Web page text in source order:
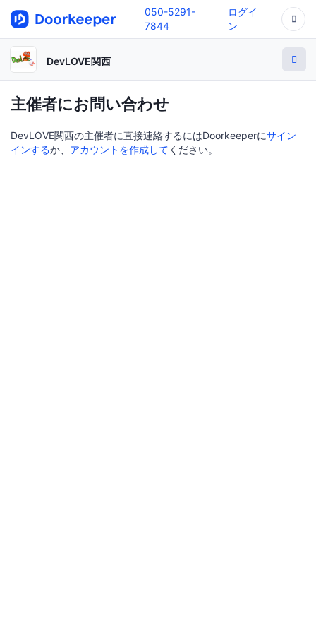
050-5291-
7844
ログイ
ン
DevLOVE関西
主催者にお問い合わせ
DevLOVE関西の主催者に直接連絡するにはDoorkeeperにサイン
インするか、 アカウントを作成して ください。